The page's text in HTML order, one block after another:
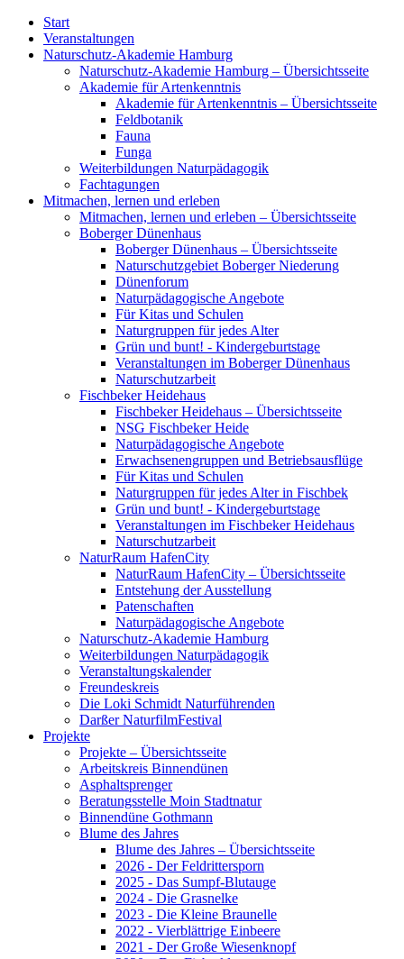
Start
Veranstaltungen
Naturschutz-Akademie Hamburg
Naturschutz-Akademie Hamburg – Übersichtsseite
Akademie für Artenkenntnis
Akademie für Artenkenntnis – Übersichtsseite
Feldbotanik
Fauna
Funga
Weiterbildungen Naturpädagogik
Fachtagungen
Mitmachen, lernen und erleben
Mitmachen, lernen und erleben – Übersichtsseite
Boberger Dünenhaus
Boberger Dünenhaus – Übersichtsseite
Naturschutzgebiet Boberger Niederung
Dünenforum
Naturpädagogische Angebote
Für Kitas und Schulen
Naturgruppen für jedes Alter
Grün und bunt! - Kindergeburtstage
Veranstaltungen im Boberger Dünenhaus
Naturschutzarbeit
Fischbeker Heidehaus
Fischbeker Heidehaus – Übersichtsseite
NSG Fischbeker Heide
Naturpädagogische Angebote
Erwachsenengruppen und Betriebsausflüge
Für Kitas und Schulen
Naturgruppen für jedes Alter in Fischbek
Grün und bunt! - Kindergeburtstage
Veranstaltungen im Fischbeker Heidehaus
Naturschutzarbeit
NaturRaum HafenCity
NaturRaum HafenCity – Übersichtsseite
Entstehung der Ausstellung
Patenschaften
Naturpädagogische Angebote
Naturschutz-Akademie Hamburg
Weiterbildungen Naturpädagogik
Veranstaltungskalender
Freundeskreis
Die Loki Schmidt Naturführenden
Darßer NaturfilmFestival
Projekte
Projekte – Übersichtsseite
Arbeitskreis Binnendünen
Asphaltsprenger
Beratungsstelle Moin Stadtnatur
Binnendüne Gothmann
Blume des Jahres
Blume des Jahres – Übersichtsseite
2026 - Der Feldrittersporn
2025 - Das Sumpf-Blutauge
2024 - Die Grasnelke
2023 - Die Kleine Braunelle
2022 - Vierblättrige Einbeere
2021 - Der Große Wiesenknopf